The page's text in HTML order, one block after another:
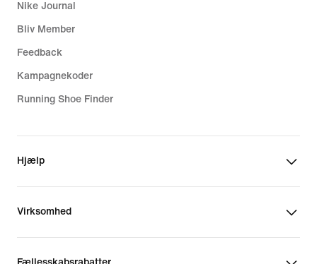
Nike Journal
Bliv Member
Feedback
Kampagnekoder
Running Shoe Finder
Hjælp
Virksomhed